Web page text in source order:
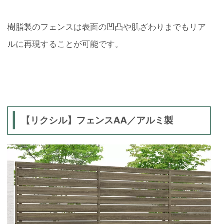
樹脂製のフェンスは表面の凹凸や肌ざわりまでもリア
ルに再現することが可能です。
【リクシル】フェンスAA／アルミ製